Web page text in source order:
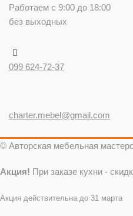
Работаем с 9:00 до 18:00
без выходных
099 624-72-37
charter.mebel@gmail.com
© Авторская мебельная
Акция! При заказе кухни -
Акция действительна до 31 марта